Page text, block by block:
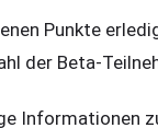
Punkte
der Beta-
Informationen